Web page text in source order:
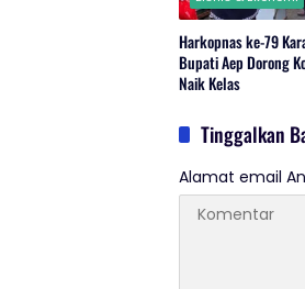
Harkopnas ke-79
Bupati Aep Dorong
Naik Kelas
Tinggalkan
Alamat email